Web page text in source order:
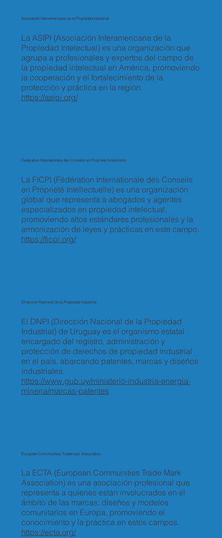
La ASIPI (Asociación Interamericana de la
Propiedad Intelectual) es una organización que
agrupa a profesionales y expertos del campo de
la propiedad intelectual en América, promoviendo
la cooperación y el fortalecimiento de la
protección y práctica en la región.
Asociación Interamericana de la Propiedad Industrial
https://asipi.org/
La FICPI (Fédération Internationale des Conseils
en Propriété Intellectuelle) es una organización
global que representa a abogados y agentes
especializados en propiedad intelectual,
promoviendo altos estándares profesionales y la
armonización de leyes y prácticas en este campo.
Federation Internationale des Conseils en Propriete Industrielle
https://ficpi.org/
El DNPI (Dirección Nacional de la Propiedad
Industrial) de Uruguay es el organismo estatal
encargado del registro, administración y
protección de derechos de propiedad industrial
en el país, abarcando patentes, marcas y diseños
industriales.
Dirección Nacional de la Propiedad Industrial
https://www.gub.uy/ministerio-industria-energia-
mineria/marcas-patentes
La ECTA (European Communities Trade Mark
Association) es una asociación profesional que
representa a quienes están involucrados en el
ámbito de las marcas, diseños y modelos
comunitarios en Europa, promoviendo el
conocimiento y la práctica en estos campos.
European Communities Trademark Association
https://ecta.org/